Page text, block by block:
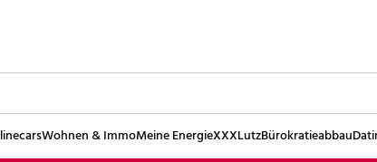
Wohnen & ImmoMeine EnergieXXXLutzBürokratieabbau